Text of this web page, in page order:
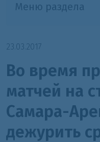
Меню раздела
23.03.2017
Во время
матчей на
Самара-
дежурить